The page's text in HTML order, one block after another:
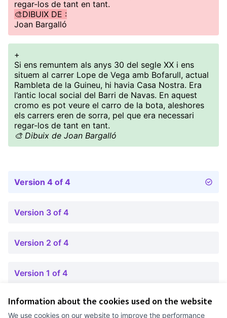
Information about the cookies used on the website
We use cookies on our website to improve the performance
regar-los de tant en tant.
🎨DIBUIX DE :
Joan Bargalló
+
Si ens remuntem als anys 30 del segle XX i ens
situem al carrer Lope de Vega amb Bofarull, actual
Rambleta de la Guineu, hi havia Casa Nostra. Era
l’antic local social del Barri de Navas. En aquest
cromo es pot veure el carro de la bota, aleshores
els carrers eren de sorra, pel que era necessari
regar-los de tant en tant.
🎨 Dibuix de Joan Bargalló
Version 4 of 4
Version 3 of 4
Version 2 of 4
Version 1 of 4